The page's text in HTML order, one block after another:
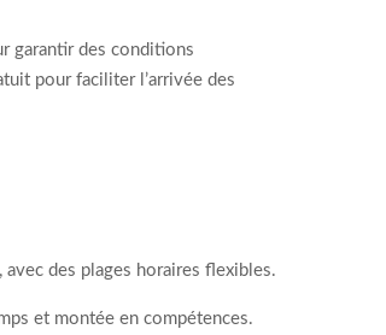
garantir des conditions
pour faciliter l’arrivée des
des plages horaires flexibles.
et montée en compétences.